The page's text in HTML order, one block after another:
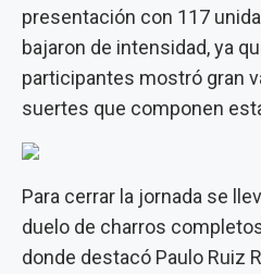
presentación con 117
bajaron de intensidad, ya
participantes mostró gran
suertes que componen
Para cerrar la jornada se
duelo de charros
donde destacó Paulo Ruiz